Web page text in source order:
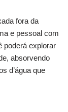
fora da
e pessoal com
poderá explorar
absorvendo
d’água que